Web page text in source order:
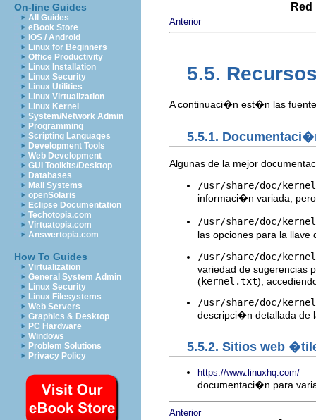
On-line Guides
All Guides
eBook Store
iOS / Android
Linux for Beginners
Office Productivity
Linux Installation
Linux Security
Linux Utilities
Linux Virtualization
Linux Kernel
System/Network Admin
Programming
Scripting Languages
Development Tools
Web Development
GUI Toolkits/Desktop
Databases
Mail Systems
openSolaris
Eclipse Documentation
Techotopia.com
Virtuatopia.com
Answertopia.com
How To Guides
Virtualization
General System Admin
Linux Security
Linux Filesystems
Web Servers
Graphics & Desktop
PC Hardware
Windows
Problem Solutions
Privacy Policy
Anterior
5.5.
A continuaci�n est�n las
5.5.1.
Algunas de la mejor
/usr/share/doc/
informaci�n variada,
/usr/share/doc/
las opciones para la
/usr/share/doc/
variedad de sugerencias
(kernel.txt),
/usr/share/doc/
descripci�n detallada de
5.5.2. Sitios web
https://www.linuxhq.com/ —
documentaci�n para
Anterior